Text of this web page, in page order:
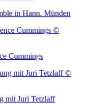
in Hann. Münden
Cummings
mit Juri Tetzlaff